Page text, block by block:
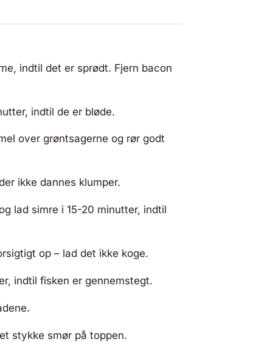
indtil det er sprødt. Fjern bacon
indtil de er bløde.
over grøntsagerne og rør godt
ikke dannes klumper.
lad simre i 15-20 minutter, indtil
op – lad det ikke koge.
indtil fisken er gennemstegt.
stykke smør på toppen.